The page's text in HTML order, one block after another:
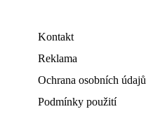
Kontakt
Reklama
Ochrana osobních údajů
Podmínky použití